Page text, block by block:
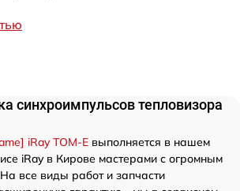
синхроимпульсов тепловизора
iRay TOM-E выполняется в нашем
iRay в Кирове мастерами с огромным
все виды работ и запчасти